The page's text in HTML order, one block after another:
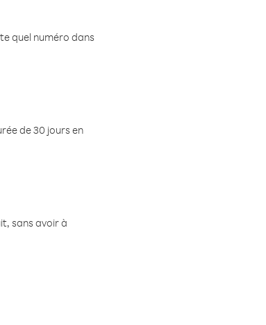
quel numéro dans
de 30 jours en
sans avoir à